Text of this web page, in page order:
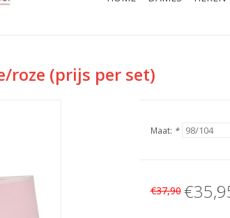
roze (prijs per set)
Maat: *
€37,90